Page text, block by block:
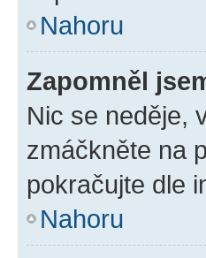
Nahoru
Zapomněl
Nic se neděje,
zmáčkněte na
pokračujte dle
Nahoru